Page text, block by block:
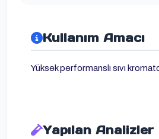
Kullanım Amacı
Yüksek performanslı sıvı
Yapılan Analizler